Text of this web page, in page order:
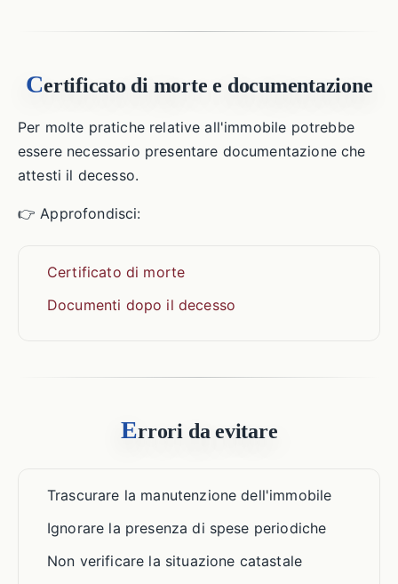
Certificato di morte e documentazione
Per molte pratiche relative all'immobile potrebbe
essere necessario presentare documentazione che
attesti il decesso.
👉 Approfondisci:
Certificato di morte
Documenti dopo il decesso
Errori da evitare
Trascurare la manutenzione dell'immobile
Ignorare la presenza di spese periodiche
Non verificare la situazione catastale